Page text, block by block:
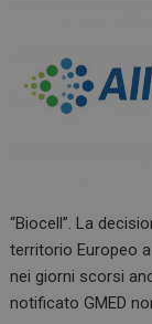
“Biocell”. La
territorio Europeo
nei giorni scorsi
notificato GMED